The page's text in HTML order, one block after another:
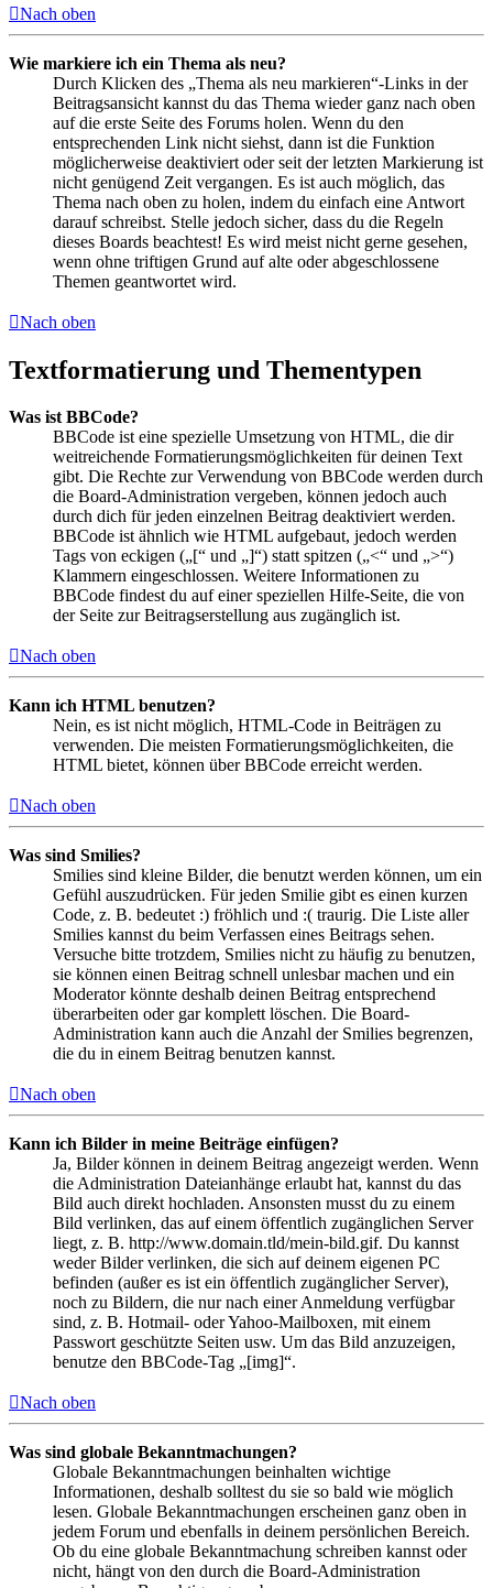
Nach oben
Wie markiere ich ein Thema als neu?
Durch Klicken des „Thema als neu markieren“-Links in der
Beitragsansicht kannst du das Thema wieder ganz nach oben
auf die erste Seite des Forums holen. Wenn du den
entsprechenden Link nicht siehst, dann ist die Funktion
möglicherweise deaktiviert oder seit der letzten Markierung ist
nicht genügend Zeit vergangen. Es ist auch möglich, das
Thema nach oben zu holen, indem du einfach eine Antwort
darauf schreibst. Stelle jedoch sicher, dass du die Regeln
dieses Boards beachtest! Es wird meist nicht gerne gesehen,
wenn ohne triftigen Grund auf alte oder abgeschlossene
Themen geantwortet wird.
Nach oben
Textformatierung und Thementypen
Was ist BBCode?
BBCode ist eine spezielle Umsetzung von HTML, die dir
weitreichende Formatierungsmöglichkeiten für deinen Text
gibt. Die Rechte zur Verwendung von BBCode werden durch
die Board-Administration vergeben, können jedoch auch
durch dich für jeden einzelnen Beitrag deaktiviert werden.
BBCode ist ähnlich wie HTML aufgebaut, jedoch werden
Tags von eckigen („[“ und „]“) statt spitzen („<“ und „>“)
Klammern eingeschlossen. Weitere Informationen zu
BBCode findest du auf einer speziellen Hilfe-Seite, die von
der Seite zur Beitragserstellung aus zugänglich ist.
Nach oben
Kann ich HTML benutzen?
Nein, es ist nicht möglich, HTML-Code in Beiträgen zu
verwenden. Die meisten Formatierungsmöglichkeiten, die
HTML bietet, können über BBCode erreicht werden.
Nach oben
Was sind Smilies?
Smilies sind kleine Bilder, die benutzt werden können, um ein
Gefühl auszudrücken. Für jeden Smilie gibt es einen kurzen
Code, z. B. bedeutet :) fröhlich und :( traurig. Die Liste aller
Smilies kannst du beim Verfassen eines Beitrags sehen.
Versuche bitte trotzdem, Smilies nicht zu häufig zu benutzen,
sie können einen Beitrag schnell unlesbar machen und ein
Moderator könnte deshalb deinen Beitrag entsprechend
überarbeiten oder gar komplett löschen. Die Board-
Administration kann auch die Anzahl der Smilies begrenzen,
die du in einem Beitrag benutzen kannst.
Nach oben
Kann ich Bilder in meine Beiträge einfügen?
Ja, Bilder können in deinem Beitrag angezeigt werden. Wenn
die Administration Dateianhänge erlaubt hat, kannst du das
Bild auch direkt hochladen. Ansonsten musst du zu einem
Bild verlinken, das auf einem öffentlich zugänglichen Server
liegt, z. B. http://www.domain.tld/mein-bild.gif. Du kannst
weder Bilder verlinken, die sich auf deinem eigenen PC
befinden (außer es ist ein öffentlich zugänglicher Server),
noch zu Bildern, die nur nach einer Anmeldung verfügbar
sind, z. B. Hotmail- oder Yahoo-Mailboxen, mit einem
Passwort geschützte Seiten usw. Um das Bild anzuzeigen,
benutze den BBCode-Tag „[img]“.
Nach oben
Was sind globale Bekanntmachungen?
Globale Bekanntmachungen beinhalten wichtige
Informationen, deshalb solltest du sie so bald wie möglich
lesen. Globale Bekanntmachungen erscheinen ganz oben in
jedem Forum und ebenfalls in deinem persönlichen Bereich.
Ob du eine globale Bekanntmachung schreiben kannst oder
nicht, hängt von den durch die Board-Administration